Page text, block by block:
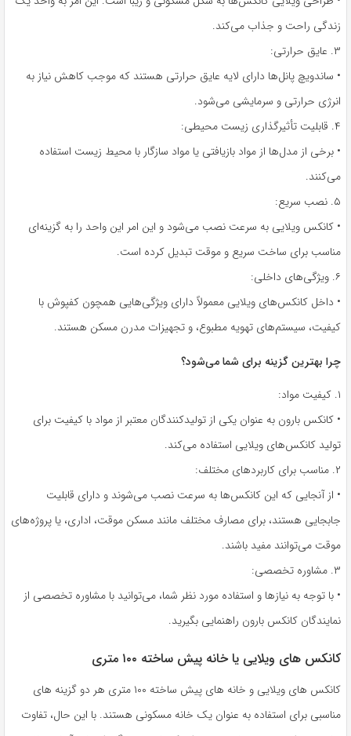
زندگی راحت و جذاب می‌کند.
۳. عایق حرارتی:
• ساندویچ پانل‌ها دارای لایه عایق حرارتی هستند که موجب کاهش نیاز به
انرژی حرارتی و سرمایشی می‌شود.
۴. قابلیت تأثیرگذاری زیست محیطی:
• برخی از مدل‌ها از مواد بازیافتی یا مواد سازگار با محیط زیست استفاده
می‌کنند.
۵. نصب سریع:
• کانکس ویلایی به سرعت نصب می‌شود و این امر این واحد را به گزینه‌ای
مناسب برای ساخت سریع و موقت تبدیل کرده است.
۶. ویژگی‌های داخلی:
• داخل کانکس‌های ویلایی معمولاً دارای ویژگی‌هایی همچون کفپوش با
کیفیت، سیستم‌های تهویه مطبوع، و تجهیزات مدرن مسکن هستند.
چرا بهترین گزینه برای شما می‌شود؟
۱. کیفیت مواد:
• کانکس بارون به عنوان یکی از تولیدکنندگان معتبر از مواد با کیفیت برای
تولید کانکس‌های ویلایی استفاده می‌کند.
۲. مناسب برای کاربردهای مختلف:
• از آنجایی که این کانکس‌ها به سرعت نصب می‌شوند و دارای قابلیت
جابجایی هستند، برای مصارف مختلف مانند مسکن موقت، اداری، یا پروژه‌های
موقت می‌توانند مفید باشند.
۳. مشاوره تخصصی:
• با توجه به نیازها و استفاده مورد نظر شما، می‌توانید با مشاوره تخصصی از
نمایندگان کانکس بارون راهنمایی بگیرید.
کانکس های ویلایی یا خانه پیش ساخته ۱۰۰ متری
کانکس های ویلایی و خانه های پیش ساخته ۱۰۰ متری هر دو گزینه های
مناسبی برای استفاده به عنوان یک خانه مسکونی هستند. با این حال، تفاوت